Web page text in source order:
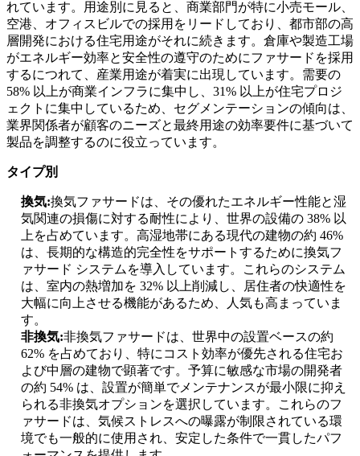
れています。用途別に見ると、商業部門が特に小売モール、
空港、オフィスビルでの採用をリードしており、都市部の高
層開発における住宅用途がそれに続きます。倉庫や製造工場
がエネルギー効率と安全性の遵守のためにファサードを採用
するにつれて、産業用途が着実に出現しています。需要の
58% 以上が商業インフラに集中し、31% 以上が住宅プロジ
ェクトに集中しているため、セグメンテーションの傾向は、
業界関係者が顧客のニーズと最終用途の効率要件に基づいて
製品を調整するのに役立っています。
タイプ別
換気:換気ファサードは、その優れたエネルギー性能と湿
気関連の損傷に対する耐性により、世界の設備の 38% 以
上を占めています。高湿地帯にある現代の建物の約 46%
は、長期的な構造的完全性をサポートするために換気フ
ァサード システムを導入しています。これらのシステム
は、室内の熱増加を 32% 以上削減し、居住者の快適性を
大幅に向上させる機能があるため、人気も高まっていま
す。
非換気:非換気ファサードは、世界中の設置ベースの約
62% を占めており、特にコスト効率が優先される住宅お
よび中層の建物で顕著です。予算に敏感な市場の開発者
の約 54% は、設置が簡単でメンテナンスが最小限に抑え
られる非換気オプションを選択しています。これらのフ
ァサードは、気候ストレスへの曝露が制限されている環
境でも一般的に使用され、安定した条件で一貫したパフ